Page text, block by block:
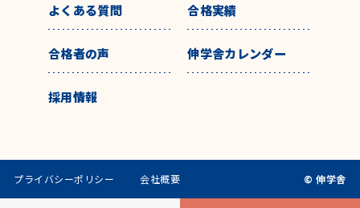
よくある質問 合格実績
合格者の声 伸学舎カレンダー
採用情報
プライバシーポリシー 会社概要 © 伸学舎